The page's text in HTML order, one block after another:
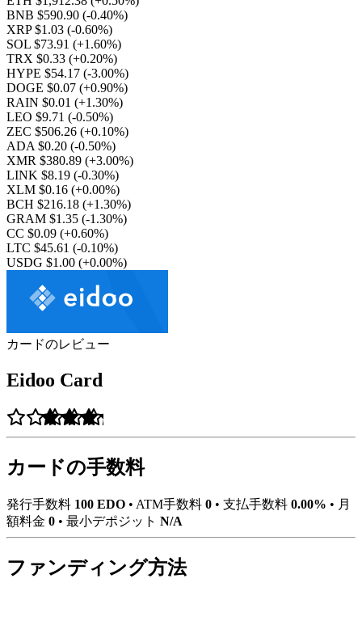
BNB $590.90 (-0.40%)
XRP $1.03 (-0.60%)
SOL $73.91 (+1.60%)
TRX $0.33 (+0.20%)
HYPE $54.17 (-3.00%)
DOGE $0.07 (+0.90%)
RAIN $0.01 (+1.30%)
LEO $9.71 (-0.50%)
ZEC $506.26 (+0.10%)
ADA $0.20 (-0.50%)
XMR $380.89 (+3.00%)
LINK $8.19 (-0.30%)
XLM $0.16 (+0.00%)
BCH $216.18 (+1.30%)
GRAM $1.35 (-1.30%)
CC $0.09 (+0.60%)
LTC $45.61 (-0.10%)
USDG $1.00 (+0.00%)
カードのレビュー
Eidoo Card
カードの手数料
発行手数料 100 EDO • ATM手数料 0 • 支払手数料 0.00% • 月
額料金 0 • 最小デポジット N/A
ファンディング方法